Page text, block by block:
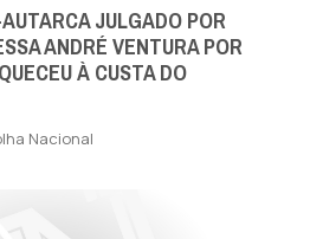
JULGADO POR
ANDRÉ VENTURA POR
À CUSTA DO
Nacional